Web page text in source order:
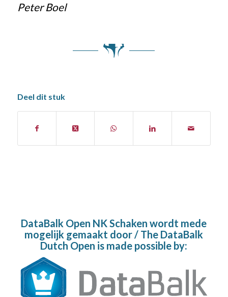
Peter Boel
Deel dit stuk
DataBalk Open NK Schaken wordt mede
mogelijk gemaakt door / The DataBalk
Dutch Open is made possible by: